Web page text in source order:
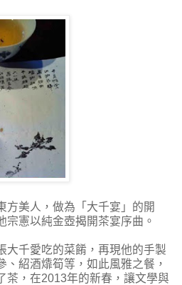
方美人，做為「大千宴」的開
宗憲以純金壺揭開茶宴序曲。
大千愛吃的菜餚，再現他的手製
、紹酒㸆筍等，如此風雅之餐，
茶，在2013年的新春，讓文學與